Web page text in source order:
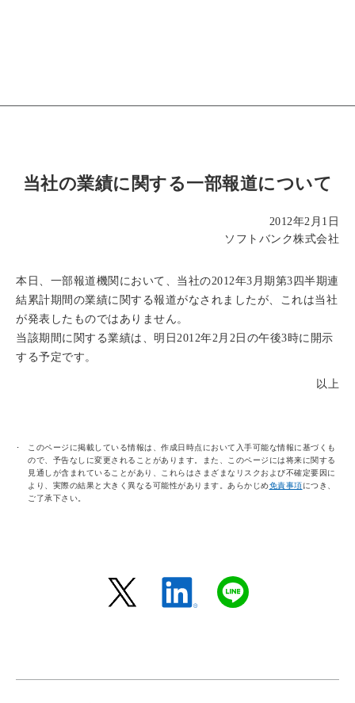
当社の業績に関する一部報道について
2012年2月1日
ソフトバンク株式会社
本日、一部報道機関において、当社の2012年3月期第3四半期連
結累計期間の業績に関する報道がなされましたが、これは当社
が発表したものではありません。
当該期間に関する業績は、明日2012年2月2日の午後3時に開示
する予定です。
以上
このページに掲載している情報は、作成日時点において入手可能な情報に基づくも
ので、予告なしに変更されることがあります。また、このページには将来に関する
見通しが含まれていることがあり、これらはさまざまなリスクおよび不確定要因に
より、実際の結果と大きく異なる可能性があります。あらかじめ免責事項につき、
ご了承下さい。